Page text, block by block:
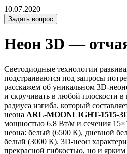
10.07.2020
Задать вопрос
Неон 3D —
Светодиодные технологии
подстраиваются под запросы
расскажем об уникальном 3D-
и скручивать в любой плоскости в
радиуса изгиба, который
неона ARL-MOONLIGHT-1515-
мощностью 6.8 Вт/м и сечения
неона: белый (6500 К), дневной
белый (3000 К). 3D-неон
прекрасной гибкостью, но и